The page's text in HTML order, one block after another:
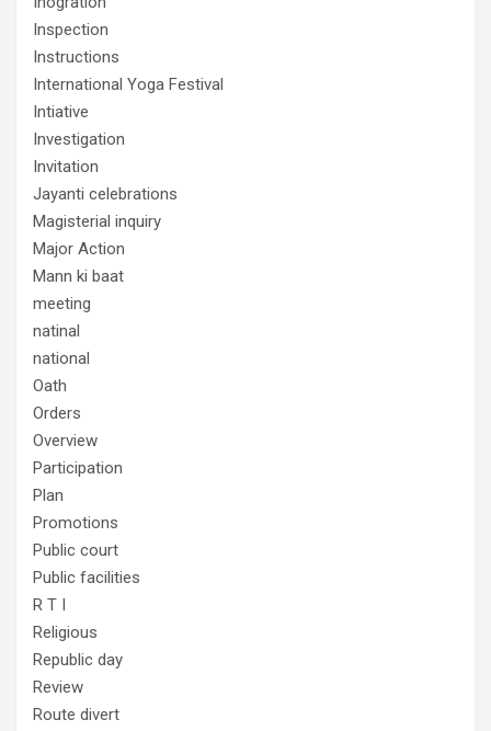
Inspection
Instructions
International Yoga Festival
Intiative
Investigation
Invitation
Jayanti celebrations
Magisterial inquiry
Major Action
Mann ki baat
meeting
natinal
national
Oath
Orders
Overview
Participation
Plan
Promotions
Public court
Public facilities
R T I
Religious
Republic day
Review
Route divert